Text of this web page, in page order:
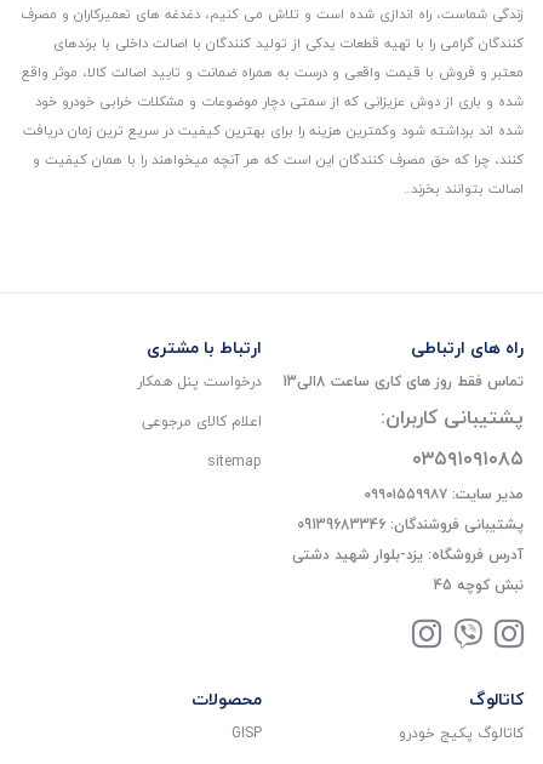
زندگی شماست، راه اندازی شده است و تلاش می کنیم، دغدغه های تعمیرکاران و مصرف
کنندگان گرامی را با تهیه قطعات یدکی از تولید کنندگان با اصالت داخلی با برندهای
معتبر و فروش با قیمت واقعی و درست به همراه ضمانت و تایید اصالت کالا، موثر واقع
شده و باری از دوش عزیزانی که از سمتی دچار موضوعات و مشکلات خرابی خودرو خود
شده اند برداشته شود و‌کمترین هزینه را برای بهترین کیفیت در سریع ترین زمان دریافت
کنند، چرا که حق مصرف کنندگان این است که هر آنچه میخواهند را با همان کیفیت و
اصالت بتوانند بخرند..
راه های ارتباطی
تماس فقط روز های کاری ساعت 8الی13
پشتیبانی کاربران:
۰۳۵۹۱۰۹۱۰۸۵
مدیر سایت: ۰۹۹۰۱۵۵۹۹۸۷
پشتیبانی فروشندگان: 09139683346
آدرس فروشگاه: یزد-بلوار شهید دشتی
نبش کوچه 45
ارتباط با مشتری
درخواست پنل همکار
اعلام کالای مرجوعی
sitemap
کاتالوگ
کاتالوگ پکیج خودرو
محصولات
GISP